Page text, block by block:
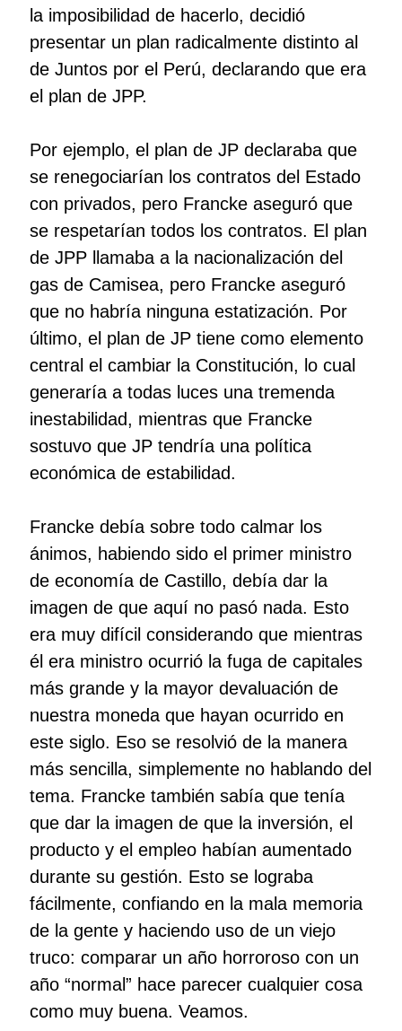
la imposibilidad de hacerlo, decidió
presentar un plan radicalmente distinto al
de Juntos por el Perú, declarando que era
el plan de JPP.
Por ejemplo, el plan de JP declaraba que
se renegociarían los contratos del Estado
con privados, pero Francke aseguró que
se respetarían todos los contratos. El plan
de JPP llamaba a la nacionalización del
gas de Camisea, pero Francke aseguró
que no habría ninguna estatización. Por
último, el plan de JP tiene como elemento
central el cambiar la Constitución, lo cual
generaría a todas luces una tremenda
inestabilidad, mientras que Francke
sostuvo que JP tendría una política
económica de estabilidad.
Francke debía sobre todo calmar los
ánimos, habiendo sido el primer ministro
de economía de Castillo, debía dar la
imagen de que aquí no pasó nada. Esto
era muy difícil considerando que mientras
él era ministro ocurrió la fuga de capitales
más grande y la mayor devaluación de
nuestra moneda que hayan ocurrido en
este siglo. Eso se resolvió de la manera
más sencilla, simplemente no hablando del
tema. Francke también sabía que tenía
que dar la imagen de que la inversión, el
producto y el empleo habían aumentado
durante su gestión. Esto se lograba
fácilmente, confiando en la mala memoria
de la gente y haciendo uso de un viejo
truco: comparar un año horroroso con un
año “normal” hace parecer cualquier cosa
como muy buena. Veamos.